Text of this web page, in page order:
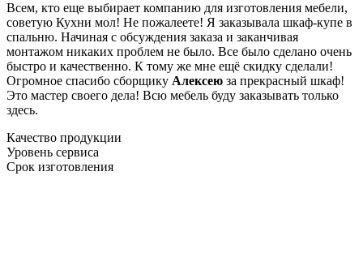
Всем, кто еще выбирает компанию для изготовления мебели,
советую Кухни мол! Не пожалеете! Я заказывала шкаф-купе в
спальню. Начиная с обсуждения заказа и заканчивая
монтажом никаких проблем не было. Все было сделано очень
быстро и качественно. К тому же мне ещё скидку сделали!
Огромное спасибо сборщику Алексею за прекрасный шкаф!
Это мастер своего дела! Всю мебель буду заказывать только
здесь.
Качество продукции
Уровень сервиса
Срок изготовления